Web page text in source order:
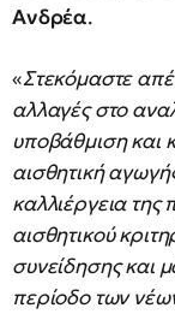
Ανδρέα.
«Στεκόμαστε
αλλαγές στο
υποβάθμιση και
αισθητική
καλλιέργεια της
αισθητικού
συνείδησης και
περίοδο των